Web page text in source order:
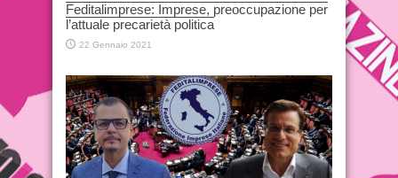
Feditalimprese: Imprese, preoccupazione per
l’attuale precarietà politica
22 Gennaio 2021